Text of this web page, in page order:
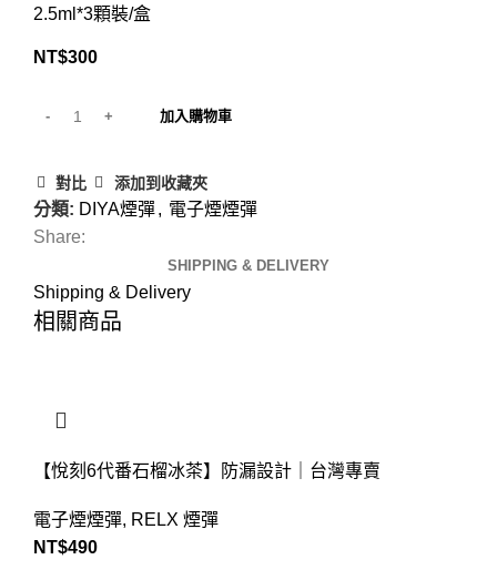
2.5ml*3顆裝/盒
NT$300
加入購物車
對比 添加到收藏夾
分類: DIYA煙彈, 電子煙煙彈
Share:
SHIPPING & DELIVERY
Shipping & Delivery
相關商品
【悅刻6代番石榴冰茶】防漏設計｜台灣專賣
電子煙煙彈, RELX 煙彈
NT$490